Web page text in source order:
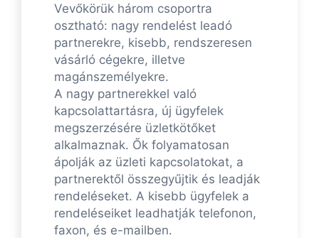
Vevőkörük három csoportra
osztható: nagy rendelést leadó
partnerekre, kisebb, rendszeresen
vásárló cégekre, illetve
magánszemélyekre.
A nagy partnerekkel való
kapcsolattartásra, új ügyfelek
megszerzésére üzletkötőket
alkalmaznak. Ők folyamatosan
ápolják az üzleti kapcsolatokat, a
partnerektől összegyűjtik és leadják
rendeléseket. A kisebb ügyfelek a
rendeléseiket leadhatják telefonon,
faxon, és e-mailben.